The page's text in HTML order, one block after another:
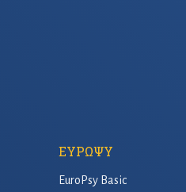
ΕΥΡΩΨΥ
EuroPsy Basic